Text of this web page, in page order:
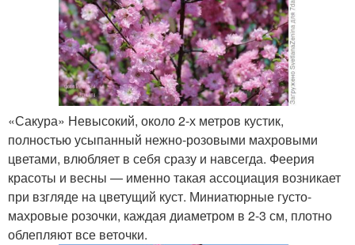
«Сакура» Невысокий, около 2-х метров кустик,
полностью усыпанный нежно-розовыми махровыми
цветами, влюбляет в себя сразу и навсегда. Феерия
красоты и весны — именно такая ассоциация возникает
при взгляде на цветущий куст. Миниатюрные густо-
махровые розочки, каждая диаметром в 2-3 см, плотно
облепляют все веточки.